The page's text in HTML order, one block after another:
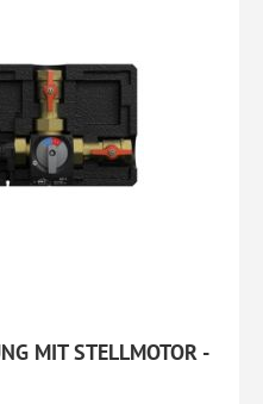
MIT STELLMOTOR -